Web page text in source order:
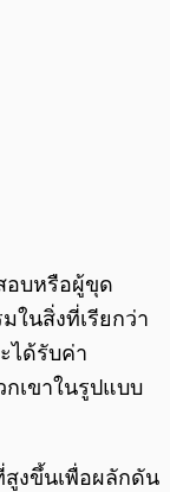
อบหรือผู้ขุด
ในสิ่งที่เรียกว่า
ได้รับค่า
เขาในรูปแบบ
สูงขึ้นเพื่อผลักดัน